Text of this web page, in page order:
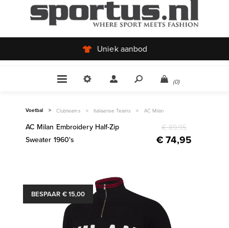
Uniek aanbod
(0)
Voetbal > Clubteams > Italiaanse Teams > AC Milan
AC Milan Embroidery Half-Zip
Sweater 1960's
€ 89,95
€ 74,95
BESPAAR € 15,00